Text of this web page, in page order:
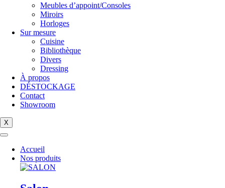
Meubles d’appoint/Consoles
Miroirs
Horloges
Sur mesure
Cuisine
Bibliothèque
Divers
Dressing
À propos
DÉSTOCKAGE
Contact
Showroom
X
Accueil
Nos produits